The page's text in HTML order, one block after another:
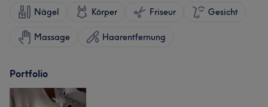
Nägel Körper Friseur Gesicht
Massage Haarentfernung
Portfolio